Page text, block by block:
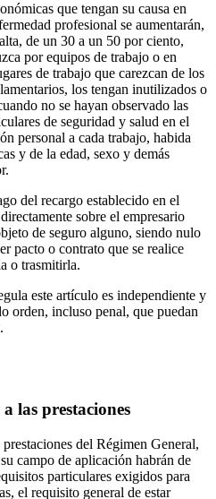
que tengan su causa en
profesional se aumentarán,
de un 30 a un 50 por ciento,
por equipos de trabajo o en
de trabajo que carezcan de los
los tengan inutilizados o
no se hayan observado las
de seguridad y salud en el
personal a cada trabajo, habida
y de la edad, sexo y demás
del recargo establecido en el
sobre el empresario
de seguro alguno, siendo nulo
pacto o contrato que se realice
o trasmitirla.
este artículo es independiente y
orden, incluso penal, que puedan
las prestaciones
del Régimen General,
campo de aplicación habrán de
particulares exigidos para
el requisito general de estar